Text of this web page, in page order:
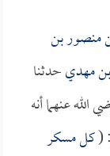
منصور بن
مهديحدثنا
الله عنهما أنه
(كل مسكر